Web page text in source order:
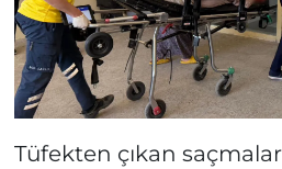
Tüfekten çıkan